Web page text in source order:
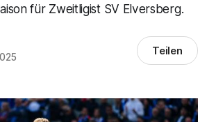
für Zweitligist SV Elversberg.
Teilen